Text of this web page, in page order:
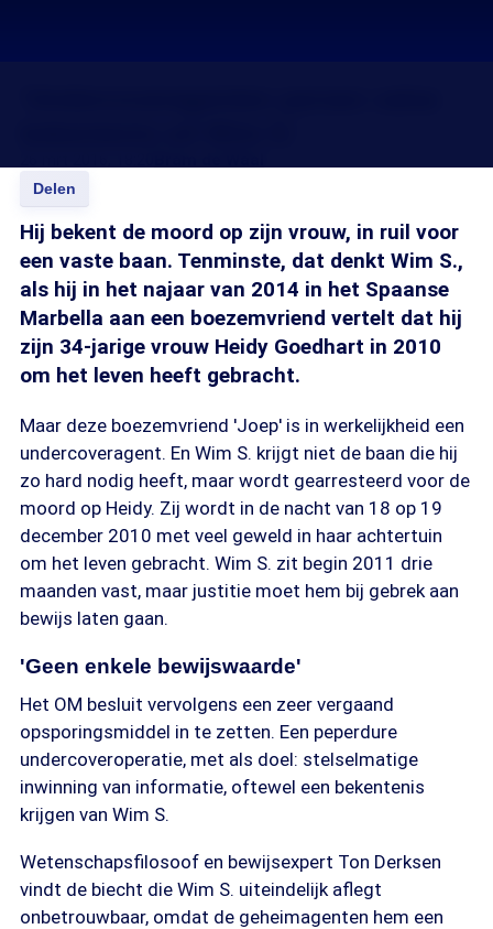
Delen
Hij bekent de moord op zijn vrouw, in ruil voor
een vaste baan. Tenminste, dat denkt Wim S.,
als hij in het najaar van 2014 in het Spaanse
Marbella aan een boezemvriend vertelt dat hij
zijn 34-jarige vrouw Heidy Goedhart in 2010
om het leven heeft gebracht.
Maar deze boezemvriend 'Joep' is in werkelijkheid een
undercoveragent. En Wim S. krijgt niet de baan die hij
zo hard nodig heeft, maar wordt gearresteerd voor de
moord op Heidy. Zij wordt in de nacht van 18 op 19
december 2010 met veel geweld in haar achtertuin
om het leven gebracht. Wim S. zit begin 2011 drie
maanden vast, maar justitie moet hem bij gebrek aan
bewijs laten gaan.
'Geen enkele bewijswaarde'
Het OM besluit vervolgens een zeer vergaand
opsporingsmiddel in te zetten. Een peperdure
undercoveroperatie, met als doel: stelselmatige
inwinning van informatie, oftewel een bekentenis
krijgen van Wim S.
Wetenschapsfilosoof en bewijsexpert Ton Derksen
vindt de biecht die Wim S. uiteindelijk aflegt
onbetrouwbaar, omdat de geheimagenten hem een